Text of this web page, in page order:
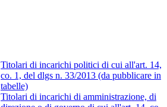
Titolari di incarichi politici di cui all'art. 14,
co. 1, del dlgs n. 33/2013 (da pubblicare in
tabelle)
Titolari di incarichi di amministrazione, di